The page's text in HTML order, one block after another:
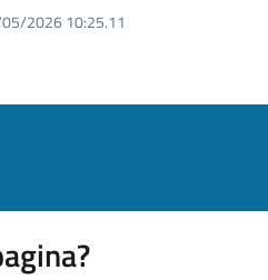
2026 10:25.11